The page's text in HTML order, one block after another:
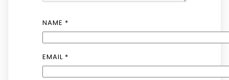
NAME *
EMAIL *